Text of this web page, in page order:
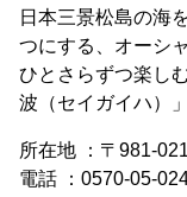
日本三景松島の海
つにする、オーシ
ひとさらずつ楽し
波（セイガイハ）
所在地 ：〒981-
電話 ：0570-05-